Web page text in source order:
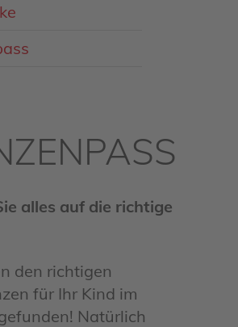
alles auf die richtige
den richtigen
für Ihr Kind im
Natürlich